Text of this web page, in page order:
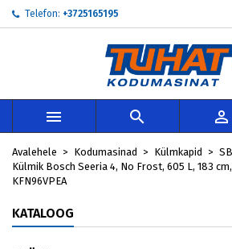
Telefon: +3725165195
  
Avalehele Kodumasinad Külmkapid
Külmik Bosch Seeria 4, No Frost, 605 L, 183
KFN96VPEA
KATALOOG
My wishlists
Create new list
Loo soovinimekiri
Soovinimekirja nimi
Sisene
Te peate olema sisselogitud, et